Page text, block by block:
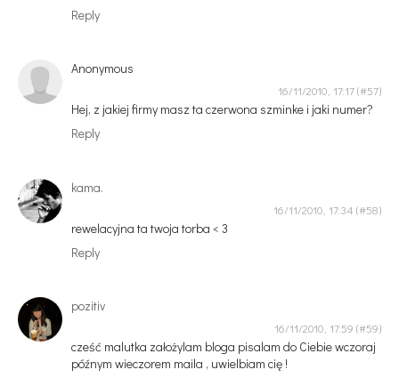
Reply
Anonymous
16/11/2010, 17:17
Hej, z jakiej firmy masz ta czerwona szminke i jaki numer?
Reply
kama.
16/11/2010, 17:34
rewelacyjna ta twoja torba < 3
Reply
pozitiv
16/11/2010, 17:59
cześć malutka założylam bloga pisalam do Ciebie wczoraj
późnym wieczorem maila , uwielbiam cię !